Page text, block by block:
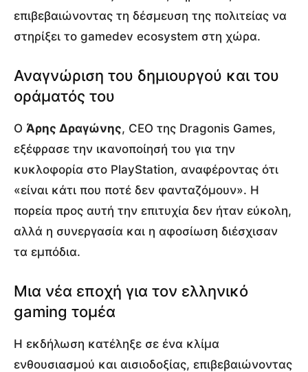
επιβεβαιώνοντας τη δέσμευση της πολιτείας να
στηρίξει το gamedev ecosystem στη χώρα.
Αναγνώριση του δημιουργού και του
οράματός του
Ο Άρης Δραγώνης, CEO της Dragonis Games,
εξέφρασε την ικανοποίησή του για την
κυκλοφορία στο PlayStation, αναφέροντας ότι
«είναι κάτι που ποτέ δεν φανταζόμουν». Η
πορεία προς αυτή την επιτυχία δεν ήταν εύκολη,
αλλά η συνεργασία και η αφοσίωση διέσχισαν
τα εμπόδια.
Μια νέα εποχή για τον ελληνικό
gaming τομέα
Η εκδήλωση κατέληξε σε ένα κλίμα
ενθουσιασμού και αισιοδοξίας, επιβεβαιώνοντας